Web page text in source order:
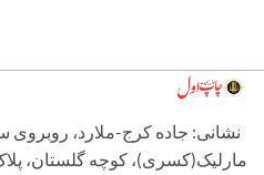
نشانی: جاده کرج-ملارد، روبروی سه